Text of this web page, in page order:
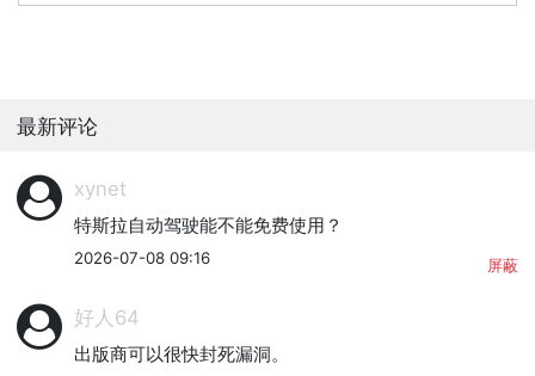
最新评论
xynet
特斯拉自动驾驶能不能免费使用？
2026-07-08 09:16 屏蔽
好人64
出版商可以很快封死漏洞。